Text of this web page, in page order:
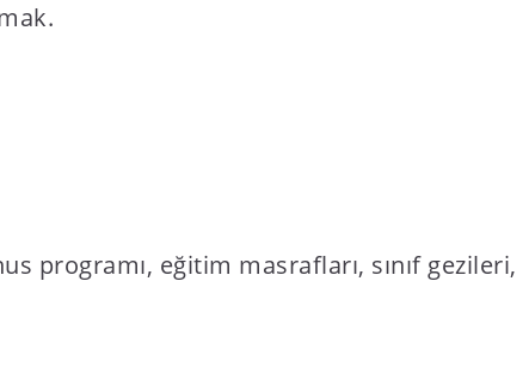
programı, eğitim masrafları, sınıf gezileri,